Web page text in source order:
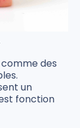
des
un
fonction